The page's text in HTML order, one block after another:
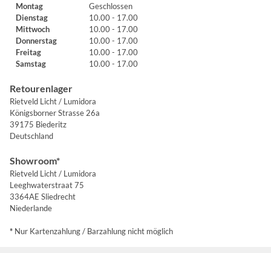
Montag
Geschlossen
Dienstag
10.00 - 17.00
Mittwoch
10.00 - 17.00
Donnerstag
10.00 - 17.00
Freitag
10.00 - 17.00
Samstag
10.00 - 17.00
Retourenlager
Rietveld Licht / Lumidora
Königsborner Strasse 26a
39175 Biederitz
Deutschland
Showroom*
Rietveld Licht / Lumidora
Leeghwaterstraat 75
3364AE Sliedrecht
Niederlande
* Nur Kartenzahlung / Barzahlung nicht möglich